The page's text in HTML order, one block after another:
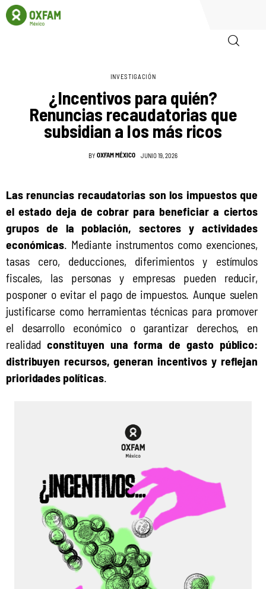
Quienes somos
Participa
INVESTIGACIÓN
¿Incentivos para quién?
Renuncias recaudatorias que
subsidian a los más ricos
BY OXFAM MÉXICO JUNIO 19, 2026
Las renuncias recaudatorias son los impuestos que
el estado deja de cobrar para beneficiar a ciertos
grupos de la población, sectores y actividades
económicas. Mediante instrumentos como exenciones,
tasas cero, deducciones, diferimientos y estímulos
fiscales, las personas y empresas pueden reducir,
posponer o evitar el pago de impuestos. Aunque suelen
justificarse como herramientas técnicas para promover
el desarrollo económico o garantizar derechos, en
realidad constituyen una forma de gasto público:
distribuyen recursos, generan incentivos y reflejan
prioridades políticas.